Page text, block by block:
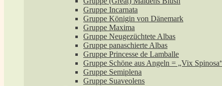
Gruppe Incarnata
Gruppe Königin von Dänemark
Gruppe Maxima
Gruppe Neugezüchtete Albas
Gruppe panaschierte Albas
Gruppe Princesse de Lamballe
Gruppe Schöne aus Angeln = „Vix
Gruppe Semiplena
Gruppe Suaveolens